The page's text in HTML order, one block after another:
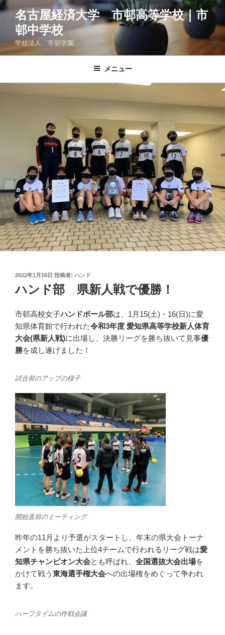
コ
ン
ツ
名古屋経済大学 市邨高等学校｜市
邨中学校
学校法人 市邨学園
メニュー
投
日:
2022年1月16日 投稿者: ハンド
ハンド部 県新人戦で優勝！
市邨高校女子ハンドボール部は、1月15(土)・16(日)に愛
知県体育館で行われた令和3年度 愛知県高等学校新人体育
大会(県新人戦)に出場し、決勝リーグを勝ち抜いて見事優
勝を成し遂げました！
試合前のアップの様子
開始直前のミーティング
昨年の11月より予選がスタートし、年末の県大会トーナ
メントを勝ち抜いた上位4チームで行われるリーグ戦は愛
知県チャンピオン大会とも呼ばれ、 全国選抜大会出場を
かけて戦う 東海選手権大会への出場権をめぐって争われ
ます。
ハーフタイムの作戦会議